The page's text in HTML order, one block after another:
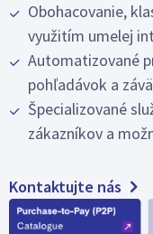
Obohacovanie,
využitím umelej
Automatizované
pohľadávok a
Špecializované
zákazníkov a
Kontaktujte nás